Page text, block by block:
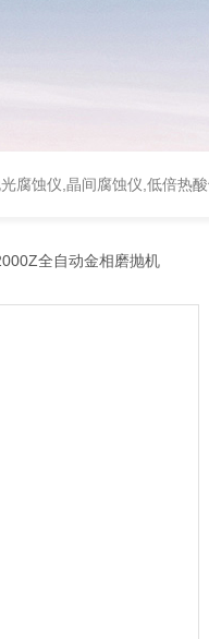
腐蚀仪,晶间腐蚀仪,低倍热
全自动金相磨抛机